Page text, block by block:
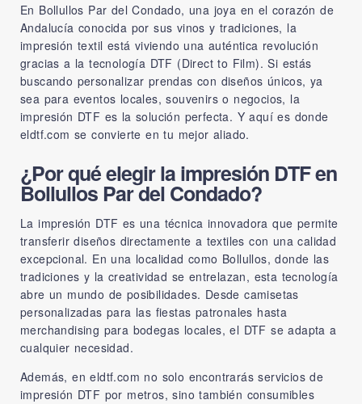
En Bollullos Par del Condado, una joya en el corazón de
Andalucía conocida por sus vinos y tradiciones, la
impresión textil está viviendo una auténtica revolución
gracias a la tecnología DTF (Direct to Film). Si estás
buscando personalizar prendas con diseños únicos, ya
sea para eventos locales, souvenirs o negocios, la
impresión DTF es la solución perfecta. Y aquí es donde
eldtf.com se convierte en tu mejor aliado.
¿Por qué elegir la impresión DTF en
Bollullos Par del Condado?
La impresión DTF es una técnica innovadora que permite
transferir diseños directamente a textiles con una calidad
excepcional. En una localidad como Bollullos, donde las
tradiciones y la creatividad se entrelazan, esta tecnología
abre un mundo de posibilidades. Desde camisetas
personalizadas para las fiestas patronales hasta
merchandising para bodegas locales, el DTF se adapta a
cualquier necesidad.
Además, en eldtf.com no solo encontrarás servicios de
impresión DTF por metros, sino también consumibles